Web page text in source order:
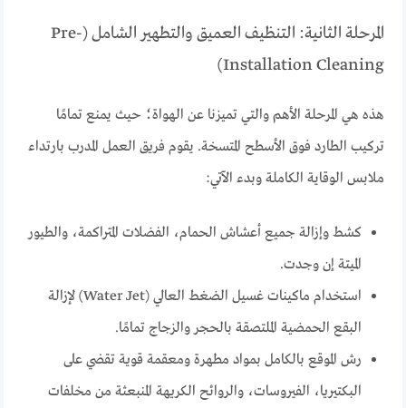
المرحلة الثانية: التنظيف العميق والتطهير الشامل (Pre-
Installation Cleaning)
هذه هي المرحلة الأهم والتي تميزنا عن الهواة؛ حيث يمنع تمامًا
تركيب الطارد فوق الأسطح المتسخة. يقوم فريق العمل المدرب بارتداء
ملابس الوقاية الكاملة وبدء الآتي:
كشط وإزالة جميع أعشاش الحمام، الفضلات المتراكمة، والطيور
الميتة إن وجدت.
استخدام ماكينات غسيل الضغط العالي (Water Jet) لإزالة
البقع الحمضية الملتصقة بالحجر والزجاج تمامًا.
رش الموقع بالكامل بمواد مطهرة ومعقمة قوية تقضي على
البكتيريا، الفيروسات، والروائح الكريهة المنبعثة من مخلفات